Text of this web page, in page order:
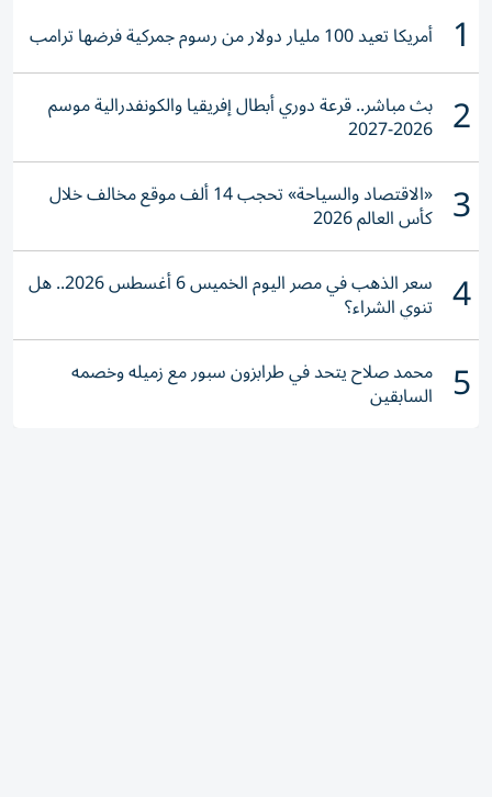
1 أمريكا تعيد 100 مليار دولار من رسوم جمركية فرضها ترامب
2 بث مباشر.. قرعة دوري أبطال إفريقيا والكونفدرالية موسم
2026-2027
3 «الاقتصاد والسياحة» تحجب 14 ألف موقع مخالف خلال
كأس العالم 2026
4 سعر الذهب في مصر اليوم الخميس 6 أغسطس 2026.. هل
تنوي الشراء؟
5 محمد صلاح يتحد في طرابزون سبور مع زميله وخصمه
السابقين